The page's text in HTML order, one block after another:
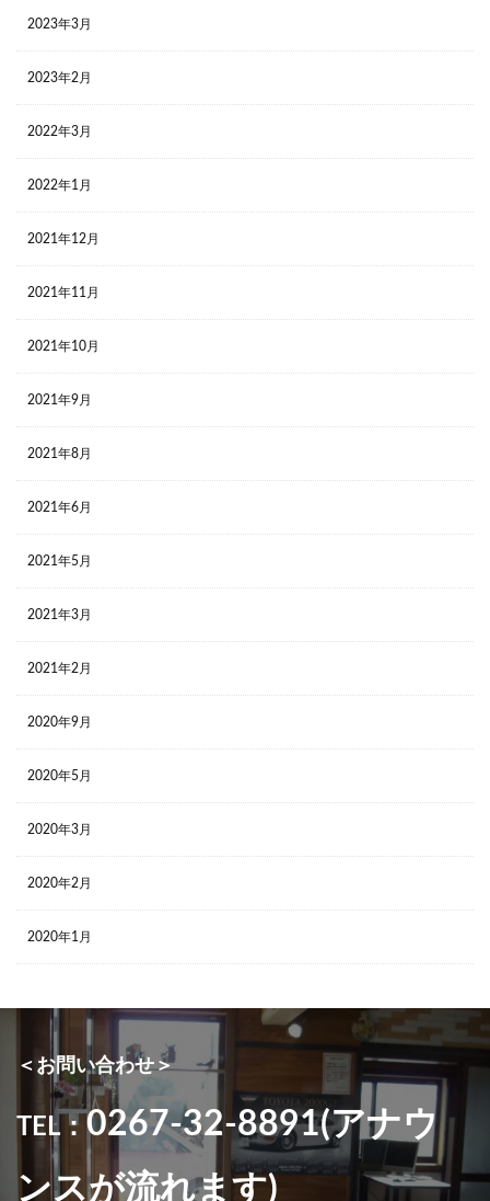
2023年3月
2023年2月
2022年3月
2022年1月
2021年12月
2021年11月
2021年10月
2021年9月
2021年8月
2021年6月
2021年5月
2021年3月
2021年2月
2020年9月
2020年5月
2020年3月
2020年2月
2020年1月
＜お問い合わせ＞
TEL： 0267-32-8891(アナウ
ンスが流れます)